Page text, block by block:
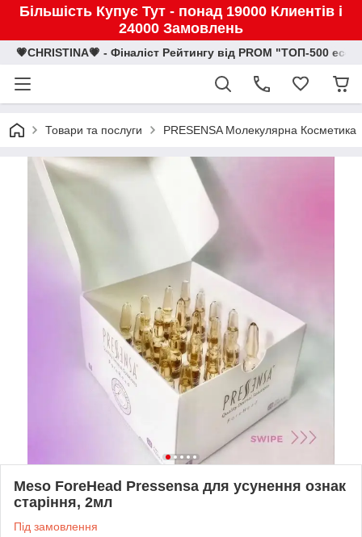
Більшість Купує Тут - понад 19000 Клиентів і
24000 Замовлень
💗CHRISTINA💗 - Фіналіст Рейтингу від PROM "ТОП-500
Товари та послуги PRESENSA Молекулярна Косметика
Meso ForeHead Pressensa для усунення ознак
старіння, 2мл
Під замовлення